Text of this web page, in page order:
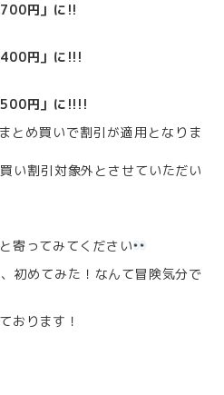
円」に!!
円」に!!!
円」に!!!!
とめ買いで割引が適用となりま
い割引対象外とさせていただい
寄ってみてください
初めてみた！なんて冒険気分で
おります！